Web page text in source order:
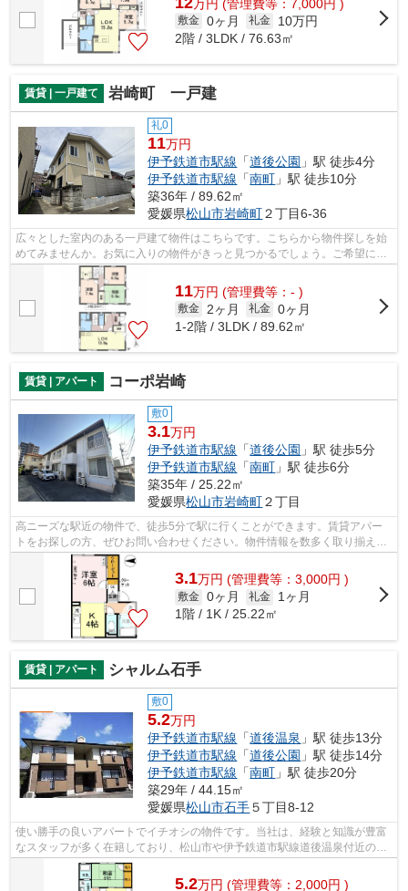
万円 (管理費等：7,000円 )
敷金 0ヶ月 礼金
10万円
2階 / 3LDK / 76.63㎡
賃貸 | 一戸建て 岩崎町 一戸建
礼0
11万円
伊予鉄道市駅線 「道後公園 」駅 徒歩4分
伊予鉄道市駅線 「南町 」駅 徒歩10分
築36年 / 89.62㎡
愛媛県松山市岩崎町２丁目6-36
広々とした室内のある一戸建て物件はこちらです。こちらから物件探しを始
めてみませんか。お気に入りの物件がきっと見つかるでしょう。ご希望にマ
ッチした物件探しをサポートします。
11万円 (管理費等：- )
敷金 2ヶ月 礼金 0ヶ月
1-2階 / 3LDK / 89.62㎡
賃貸 | アパート コーポ岩崎
敷0
3.1万円
伊予鉄道市駅線 「道後公園 」駅 徒歩5分
伊予鉄道市駅線 「南町 」駅 徒歩6分
築35年 / 25.22㎡
愛媛県松山市岩崎町２丁目
高ニーズな駅近の物件で、徒歩5分で駅に行くことができます。賃貸アパー
トをお探しの方、ぜひお問い合わせください。物件情報を数多く取り揃えて
いる当社は、お客様のライフスタイルに...
3.1万円 (管理費等：3,000円 )
敷金 0ヶ月 礼金
1ヶ月
1階 / 1K / 25.22㎡
賃貸 | アパート シャルム石手
敷0
5.2万円
伊予鉄道市駅線 「道後温泉 」駅 徒歩13分
伊予鉄道市駅線 「道後公園 」駅 徒歩14分
伊予鉄道市駅線 「南町 」駅 徒歩20分
築29年 / 44.15㎡
愛媛県松山市石手５丁目8-12
使い勝手の良いアパートでイチオシの物件です。当社は、経験と知識が豊富
なスタッフが多く在籍しており、松山市や伊予鉄道市駅線道後温泉付近の物
件情報も豊富に取り扱っております。
5.2万円 (管理費等：2,000円 )